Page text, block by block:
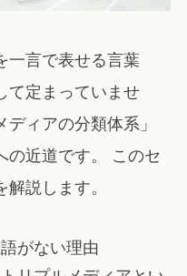
一言で表せる言葉
て定まっていませ
ィアの分類体系」
の近道です。 このセ
説します。
がない理由